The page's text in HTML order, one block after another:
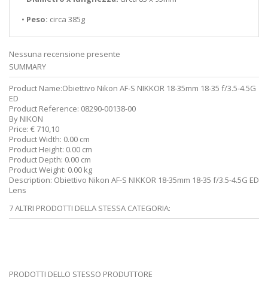
• Peso: circa 385g
Nessuna recensione presente
SUMMARY
Product Name:Obiettivo Nikon AF-S NIKKOR 18-35mm 18-35 f/3.5-4.5G
ED
Product Reference: 08290-00138-00
By NIKON
Price: € 710,10
Product Width: 0.00 cm
Product Height: 0.00 cm
Product Depth: 0.00 cm
Product Weight: 0.00 kg
Description: Obiettivo Nikon AF-S NIKKOR 18-35mm 18-35 f/3.5-4.5G ED
Lens
7 ALTRI PRODOTTI DELLA STESSA CATEGORIA:
PRODOTTI DELLO STESSO PRODUTTORE